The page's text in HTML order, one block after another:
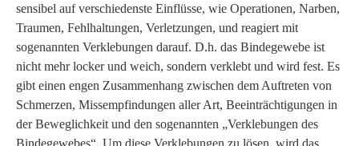
sensibel auf verschiedenste Einflüsse, wie Operationen, Narben,
Traumen, Fehlhaltungen, Verletzungen, und reagiert mit
sogenannten Verklebungen darauf. D.h. das Bindegewebe ist
nicht mehr locker und weich, sondern verklebt und wird fest. Es
gibt einen engen Zusammenhang zwischen dem Auftreten von
Schmerzen, Missempfindungen aller Art, Beeinträchtigungen in
der Beweglichkeit und den sogenannten „Verklebungen des
Bindegewebes“. Um diese Verklebungen zu lösen, wird das